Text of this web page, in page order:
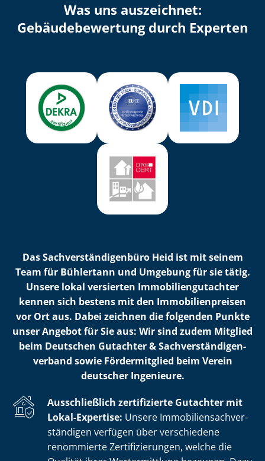
Was uns auszeichnet:
Ge­bäu­de­be­wer­tung durch Experten
Das Sach­ver­stän­di­gen­bü­ro Heid ist mit seinem
Team für Bühlertann und Umgebung für sie tätig.
Unsere lokal versierten Im­mo­bi­li­en­gut­ach­ter
kennen sich bestens mit den Im­mo­bi­li­en­prei­sen
vor Ort aus. Dabei zeichnen die folgenden Punkte
unser Angebot für Sie aus: Wir sind zudem Mitglied
beim Deutschen Gutachter & Sach­ver­stän­di­gen­
ver­band sowie Fördermitglied beim Verein
deutscher Ingenieure.
Ausschließlich zertifizierte Gutachter mit
Lokal-Expertise: Unsere Im­mo­bi­li­en­sach­ver­
stän­di­gen verfügen über verschiedene
renommierte Zer­ti­fi­zie­run­gen, welche die